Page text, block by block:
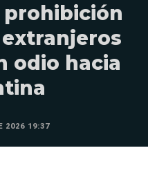
odio hacia
2026 19:37